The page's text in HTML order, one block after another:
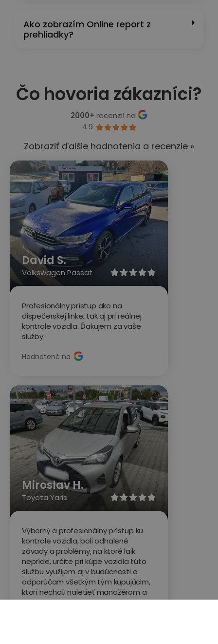
Ako zobrazím Online report z
prehliadky?
Čo hovoria zákazníci?
2000+ recenzií na
4.9 
Zobraziť ďalšie hodnotenia a recenzie »

David S.
Volkswagen Passat
Profesionálny prístup ako na
dispečerskej linke, tak aj pri reálnej
kontrole vozidla. Ďakujem za vaše
služby
Hodnotené na
  
Miroslav H.
Toyota Yaris
Výborný a profesionálny prístup ku
kontrole vozidla, boli odhalené
závady a problémy, na ktoré laik
nepríde, určite pri kúpe vozidla túto
službu využijem aj v budúcnosti a
odporúčam všetkým tým kupujúcim,
ktorí nechcú naletieť manažérom a
predajcom na ich keciu.